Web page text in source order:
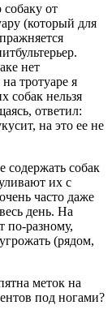
от
(который для
нет
тротуаре я
собак нельзя
ответил:
на это ее не
содержать собак
их с
часто даже
день. На
по-разному,
(рядом,
меток на
под ногами?